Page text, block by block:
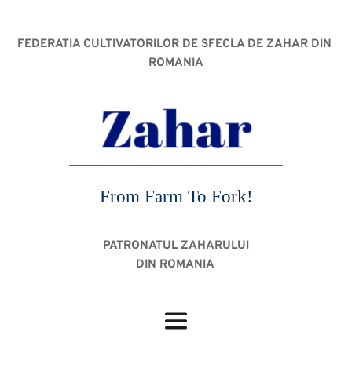
FEDERATIA CULTIVATORILOR DE SFECLA DE ZAHAR DIN
ROMANIA
From Farm To Fork!
PATRONATUL ZAHARULUI
DIN ROMANIA